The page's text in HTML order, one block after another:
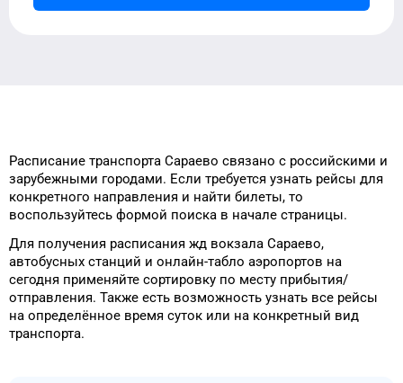
Расписание транспорта Сараево связано с российскими и
зарубежными городами. Если требуется узнать рейсы для
конкретного направления и найти билеты, то
воспользуйтесь формой поиска в начале страницы.
Для получения расписания жд вокзала Сараево,
автобусных станций и онлайн-табло аэропортов на
сегодня применяйте сортировку по месту прибытия/
отправления. Также есть возможность узнать все рейсы
на определённое время суток или на конкретный вид
транспорта.